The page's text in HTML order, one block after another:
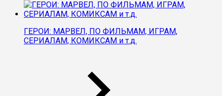
ГЕРОИ: МАРВЕЛ, ПО ФИЛЬМАМ, ИГРАМ,
СЕРИАЛАМ, КОМИКСАМ и т.д.